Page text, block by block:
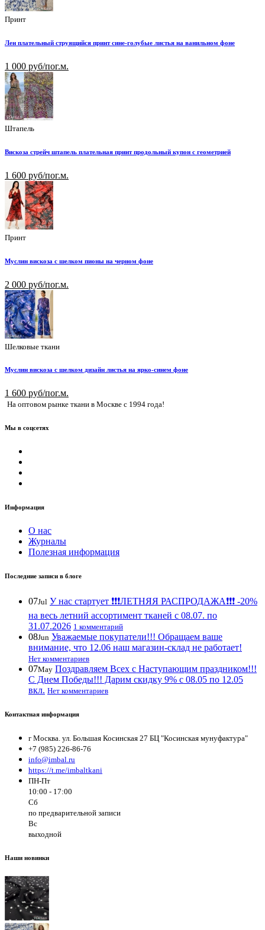
Принт
Лен плательный струящийся принт сине-голубые листья на ванильном фоне
1 000 руб/пог.м.
Штапель
Вискоза стрейч штапель плательная принт продольный купон с геометрией
1 600 руб/пог.м.
Принт
Муслин вискоза с шелком пионы на черном фоне
2 000 руб/пог.м.
Шелковые ткани
Муслин вискоза с шелком дизайн листья на ярко-синем фоне
1 600 руб/пог.м.
На оптовом рынке ткани в Москве с 1994 года!
Мы в соцсетях
Информация
О нас
Журналы
Полезная информация
Последние записи в блоге
07Jul У нас стартует ❗️❗️❗️ЛЕТНЯЯ РАСПРОДАЖА❗️❗️❗️ -20%
на весь летний ассортимент тканей с 08.07. по
31.07.2026 1 комментарий
08Jun Уважаемые покупатели!!! Обращаем ваше
внимание, что 12.06 наш магазин-склад не работает!
Нет комментариев
07May Поздравляем Всех с Наступающим праздником!!!
С Днем Победы!!! Дарим скидку 9% с 08.05 по 12.05
вкл. Нет комментариев
Контактная информация
г Москва. ул. Большая Косинская 27 БЦ "Косинская мунуфактура"
+7 (985) 226-86-76
info@imbal.ru
https://t.me/imbaltkani
ПН-Пт
10:00 - 17:00
Сб
по предварительной записи
Вс
выходной
Наши новинки